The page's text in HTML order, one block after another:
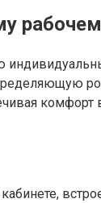
кабинете,